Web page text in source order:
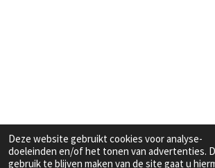
Deze website gebruikt cookies voor analyse-
doeleinden en/of het tonen van advertenties.
gebruik te blijven maken van de site gaat u